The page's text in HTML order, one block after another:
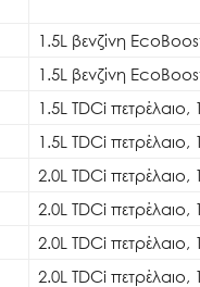
1.5L βενζίνη
1.5L βενζίνη
1.5L TDCi πετρέλαιο,
1.5L TDCi πετρέλαιο,
2.0L TDCi πετρέλαιο,
2.0L TDCi πετρέλαιο,
2.0L TDCi πετρέλαιο,
2.0L TDCi πετρέλαιο,